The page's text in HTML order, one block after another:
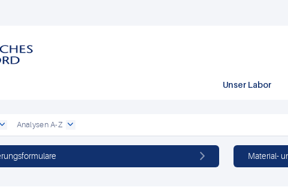
Unser Labor
Analysen A-Z
Material-